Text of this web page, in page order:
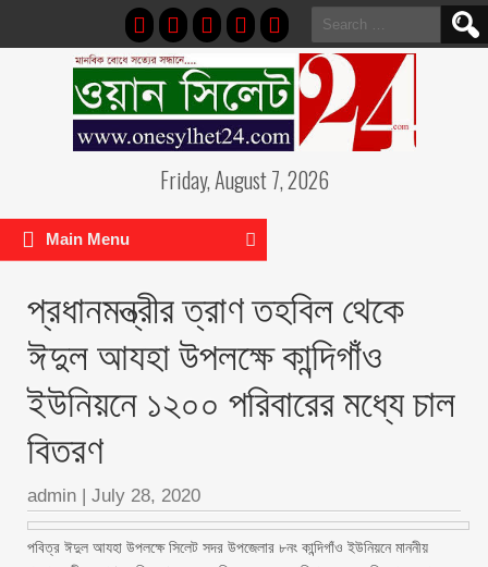
Search
for:
Friday, August 7, 2026
Main Menu
প্রধানমন্ত্রীর ত্রাণ তহবিল থেকে
ঈদুল আযহা উপলক্ষে কান্দিগাঁও
ইউনিয়নে ১২০০ পরিবারের মধ্যে চাল
বিতরণ
admin | July 28, 2020
পবিত্র ঈদুল আযহা উপলক্ষে সিলেট সদর উপজেলার ৮নং কান্দিগাঁও ইউনিয়নে মাননীয়